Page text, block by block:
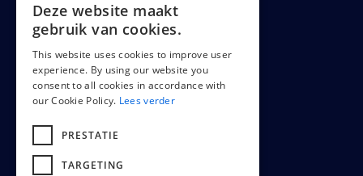
LEGAL
Cookiepolicy
Terms & conditions
Deze website maakt
gebruik van cookies.
This website uses cookies to improve user
experience. By using our website you
consent to all cookies in accordance with
our Cookie Policy. Lees verder
PRESTATIE
TARGETING